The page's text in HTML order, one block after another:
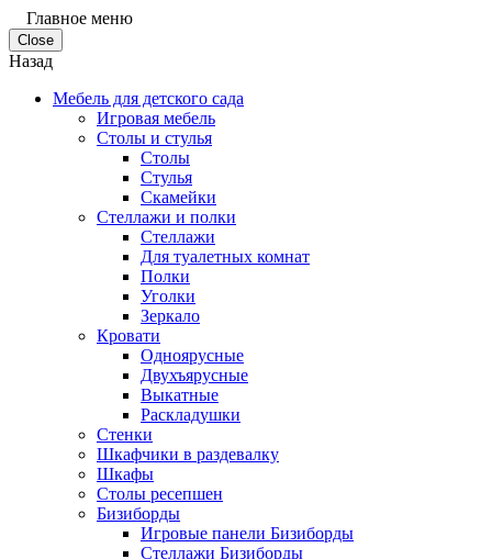
Главное меню
Close
Назад
Мебель для детского сада
Игровая мебель
Столы и стулья
Столы
Стулья
Скамейки
Стеллажи и полки
Стеллажи
Для туалетных комнат
Полки
Уголки
Зеркало
Кровати
Одноярусные
Двухъярусные
Выкатные
Раскладушки
Стенки
Шкафчики в раздевалку
Шкафы
Столы ресепшен
Бизиборды
Игровые панели Бизиборды
Стеллажи Бизиборды